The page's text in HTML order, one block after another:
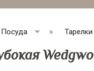
Посуда Тарелки